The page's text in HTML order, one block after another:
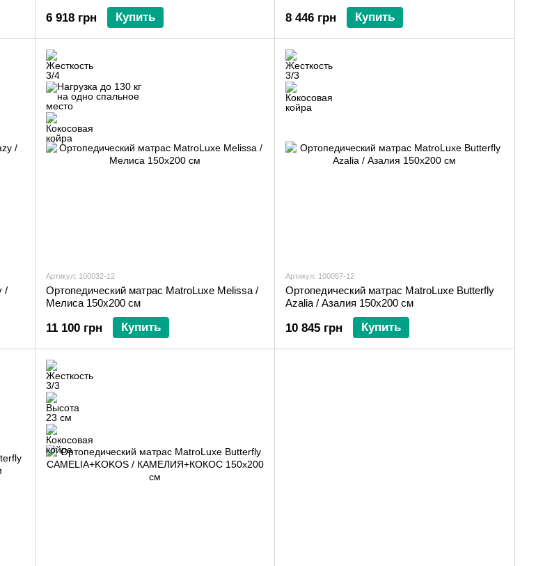
6 918 грн Купить 8 446 грн Купить
/
Артикул: 100032-12
Ортопедический матрас MatroLuxe Melissa /
Мелиса 150х200 см
11 100 грн Купить
Артикул: 100057-12
Ортопедический матрас MatroLuxe Butterfly
Azalia / Азалия 150х200 см
10 845 грн Купить